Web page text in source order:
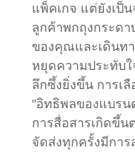
แพ็คเกจ แต่ยังเป็
ลูกค้าพกถุงกระด
ของคุณและเดินทา
หยุดความประทับ
ลึกซึ้งยิ่งขึ้น การเ
"อิทธิพลของแบรน
การสื่อสารเกิดขึ้
จัดส่งทุกครั้งมีกา